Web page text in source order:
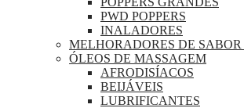
PWD POPPERS
INALADORES
MELHORADORES DE SABOR
ÓLEOS DE MASSAGEM
AFRODISÍACOS
BEIJÁVEIS
LUBRIFICANTES